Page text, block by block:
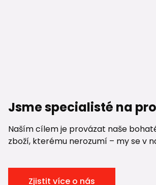
Jsme specialisté na
Naším cílem je provázat naše
zboží, kterému nerozumí – my se v
Zjistit více o nás